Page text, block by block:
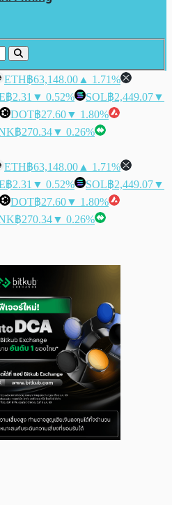
ETH฿63,148.00 ▲ 1.71%
฿2.31 ▼ 0.52% SOL฿2,449.07▼
DOT฿27.60▼ 1.80%
฿270.34▼ 0.26%
ETH฿63,148.00 ▲ 1.71%
฿2.31 ▼ 0.52% SOL฿2,449.07▼
DOT฿27.60▼ 1.80%
฿270.34▼ 0.26%